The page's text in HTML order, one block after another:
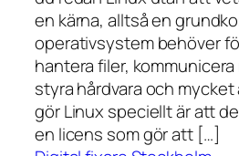
en kärna, alltså en
operativsystem behöver
hantera filer,
styra hårdvara och
gör Linux speciellt är att
en licens som gör att […]